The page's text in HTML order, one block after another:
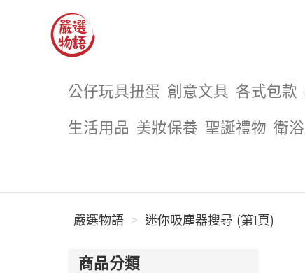
公仔玩具扭蛋 創意文具 各式包款
生活用品 美妝保養 聖誕禮物 衛
嚴選物語 迷你吸塵器搜尋 (第1頁)
商品分類